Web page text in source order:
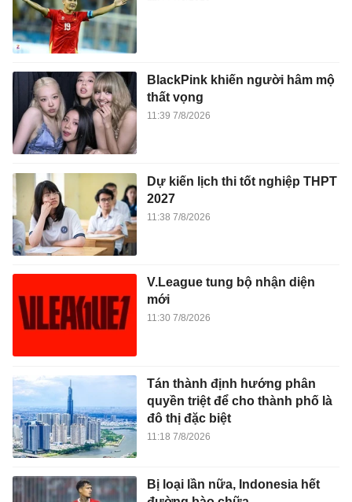
BlackPink khiến người hâm mộ
thất vọng
11:39 7/8/2026
Dự kiến lịch thi tốt nghiệp THPT
2027
11:38 7/8/2026
V.League tung bộ nhận diện
mới
11:30 7/8/2026
Tán thành định hướng phân
quyền triệt để cho thành phố là
đô thị đặc biệt
11:18 7/8/2026
Bị loại lần nữa, Indonesia hết